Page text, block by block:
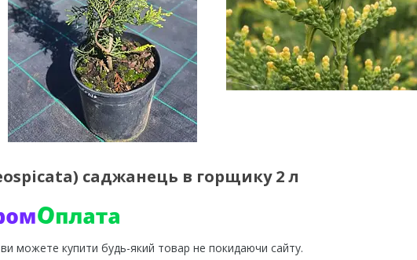
саджанець в горщику 2 л
ви можете купити будь-який товар не покидаючи сайту.